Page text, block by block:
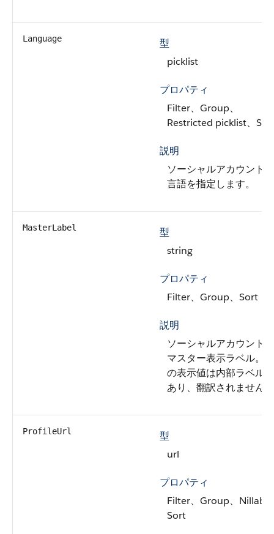
Language
型
picklist
プロパティ
Filter、Group、
Restricted picklist、
説明
ソーシャルアカウントの
言語を指定します。
MasterLabel
型
string
プロパティ
Filter、Group、Sort
説明
ソーシャルアカウントの
マスター表示ラベル。こ
の表示値は内部ラベルで
あり、翻訳されません。
ProfileUrl
型
url
プロパティ
Filter、Group、
Sort